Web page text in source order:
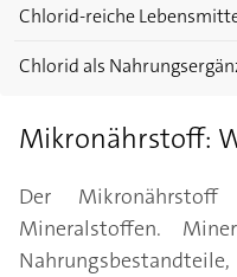
Chlorid-reiche
Chlorid als
Mikronährstoff:
Der
Mineralstoffen.